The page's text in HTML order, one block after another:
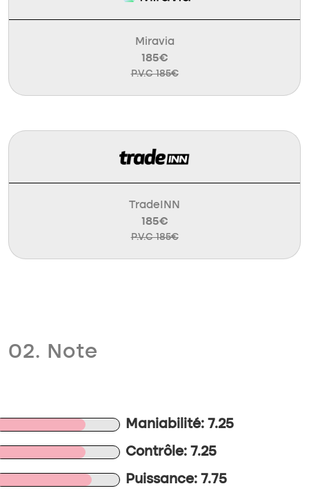
Miravia
185€
P.V.C 185€
TradeINN
185€
P.V.C 185€
02. Note
Maniabilité: 7.25
Contrôle: 7.25
Puissance: 7.75